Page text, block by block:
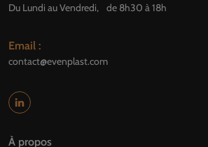
Du Lundi au Vendredi, de 8h30 à 18h
Email :
contact@evenplast.com
À propos